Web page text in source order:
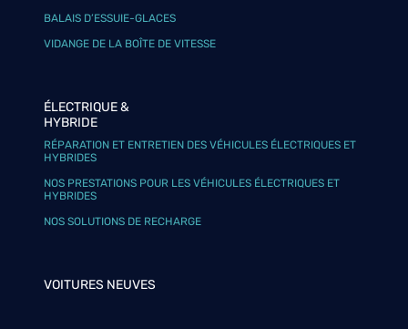
BALAIS D’ESSUIE-GLACES
VIDANGE DE LA BOÎTE DE VITESSE
ÉLECTRIQUE &
HYBRIDE
RÉPARATION ET ENTRETIEN DES VÉHICULES ÉLECTRIQUES ET
HYBRIDES
NOS PRESTATIONS POUR LES VÉHICULES ÉLECTRIQUES ET
HYBRIDES
NOS SOLUTIONS DE RECHARGE
VOITURES NEUVES